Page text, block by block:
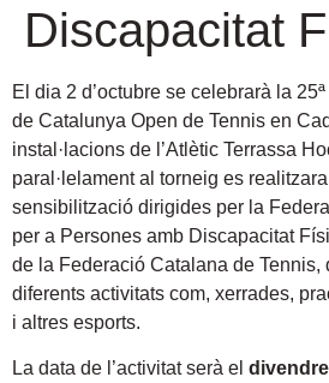
Discapacitat
El dia 2 d’octubre se celebrarà la
de Catalunya Open de Tennis en
instal·lacions de l’Atlètic Terrassa
paral·lelament al torneig es
sensibilització dirigides per la
per a Persones amb Discapacitat
de la Federació Catalana de Tennis,
diferents activitats com, xerrades,
i altres esports.
La data de l’activitat serà el